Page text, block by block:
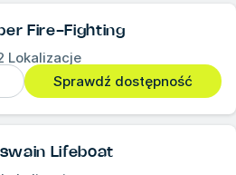
Fire-Fighting
Lokalizacje
Sprawdź dostępność
Lifeboat